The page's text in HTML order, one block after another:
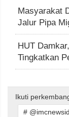
Masyarakat
Jalur Pipa
HUT
Tingkatkan
Ikuti
# @imcnewsid